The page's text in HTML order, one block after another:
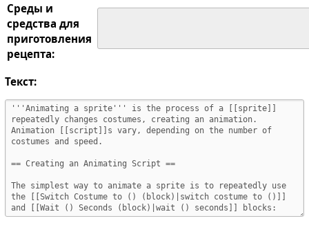
Среды и
средства для
приготовления
рецепта:
Текст: